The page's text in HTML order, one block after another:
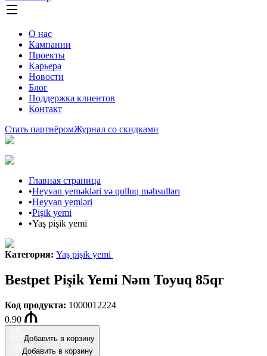
О нас
Кампании
Проекты
Карьера
Новости
Блог
Поддержка клиентов
Контакт
Стать партнёромЖурнал со скидками
Главная страница
•Heyvan yeməkləri və qulluq məhsulları
•Heyvan yemləri
•Pişik yemi
•Yaş pişik yemi
Категория: Yaş pişik yemi
Bestpet Pişik Yemi Nəm Toyuq 85qr
Код продукта: 1000012224
0.90
Добавить в корзину
Добавить в корзину